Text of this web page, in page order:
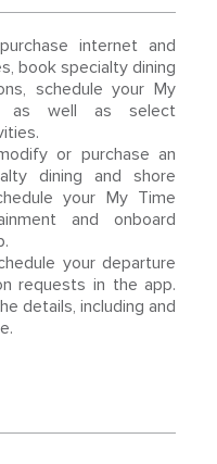
internet and
book specialty dining
schedule your My
as well as select
or purchase an
dining and shore
your My Time
and onboard
your departure
requests in the app.
details, including and